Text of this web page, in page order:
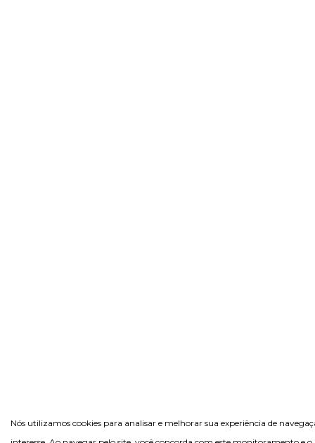
Nós utilizamos cookies para analisar e melhorar sua experiência de